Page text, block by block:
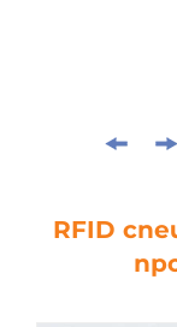
RFID